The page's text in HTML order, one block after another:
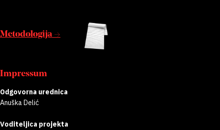
Metodologija →
Impressum
Odgovorna urednica
Anuška Delić
Voditeljica projekta